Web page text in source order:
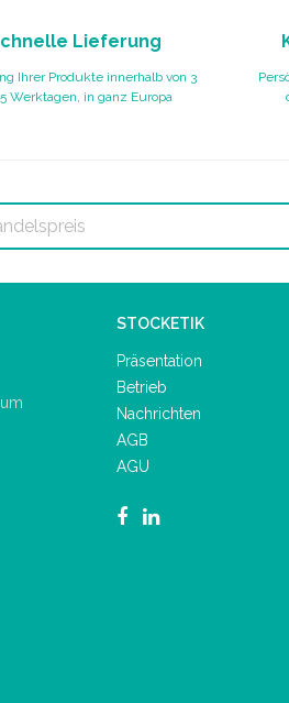
Lieferung
Ihrer Produkte innerhalb von 3
Werktagen, in ganz Europa
STOCKETIK
Präsentation
Betrieb
Nachrichten
AGB
AGU